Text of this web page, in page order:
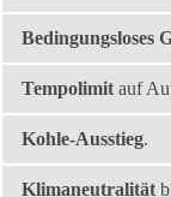
Bedingungsloses
Tempolimit auf
Kohle-Ausstieg.
Klimaneutralität